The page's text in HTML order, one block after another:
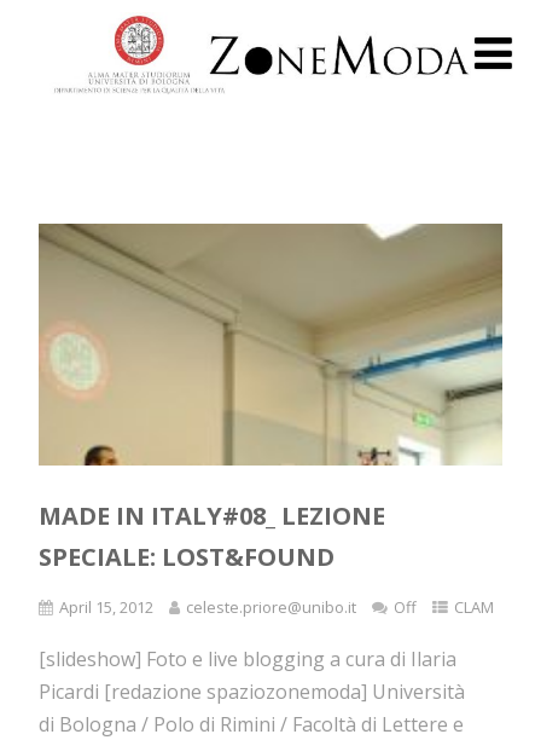
MADE IN ITALY#08_ LEZIONE
SPECIALE: LOST&FOUND
April 15, 2012 celeste.priore@unibo.it Off CLAM
[slideshow] Foto e live blogging a cura di Ilaria
Picardi [redazione spaziozonemoda] Università
di Bologna / Polo di Rimini / Facoltà di Lettere e